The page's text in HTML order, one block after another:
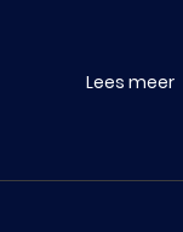
Lees meer